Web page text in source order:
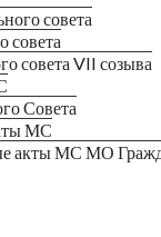
совета
совета
совета VII созыва
Совета
МС
акты МС МО